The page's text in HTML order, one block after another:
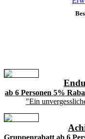
ab 6 Personen 5%
"Ein
Gruppenrabatt ab 6